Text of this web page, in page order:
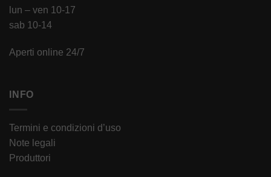
lun – ven 10-17
sab 10-14
Aperti online 24/7
INFO
Termini e condizioni d’uso
Note legali
Produttori